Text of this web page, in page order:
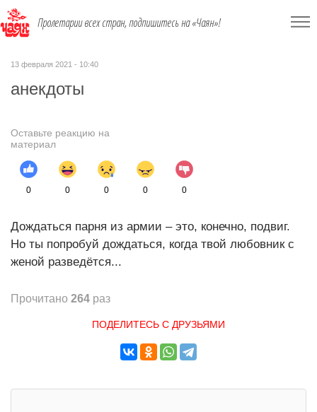
Пролетарии всех стран, подпишитесь на «Чаян»!
13 февраля 2021 - 10:40
анекдоты
Оставьте реакцию на
материал
0 0 0 0 0
Дождаться парня из армии – это, конечно, подвиг.
Но ты попробуй дождаться, когда твой любовник с
женой разведётся...
Прочитано 264 раз
ПОДЕЛИТЕСЬ С ДРУЗЬЯМИ